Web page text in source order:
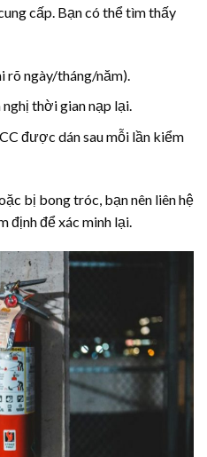
cấp. Bạn có thể tìm thấy
rõ ngày/tháng/năm).
thời gian nạp lại.
được dán sau mỗi lần kiểm
bị bong tróc, bạn nên liên hệ
định để xác minh lại.